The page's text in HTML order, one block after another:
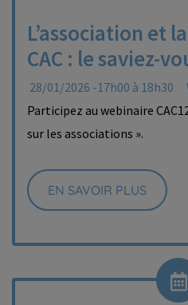
L’association et
CAC : le saviez-
28/01/2026 -17h00 à 18h30
Participez au webinaire
sur les associations ».
EN SAVOIR PLUS